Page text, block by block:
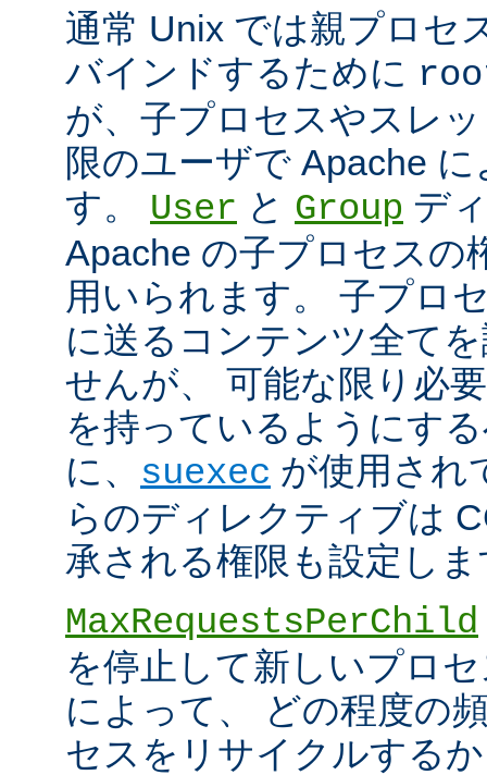
通常 Unix では親プロセ
バインドするために
が、子プロセスやスレ
限のユーザで Apache
す。 User と Group デ
Apache の子プロセスの
用いられます。 子プロ
に送るコンテンツ全て
せんが、 可能な限り必
を持っているようにす
に、 suexec が使用され
らのディレクティブは
承される権限も設定し
MaxRequestsPerChild
を停止して新しいプロ
によって、 どの程度の
セスをリサイクルする